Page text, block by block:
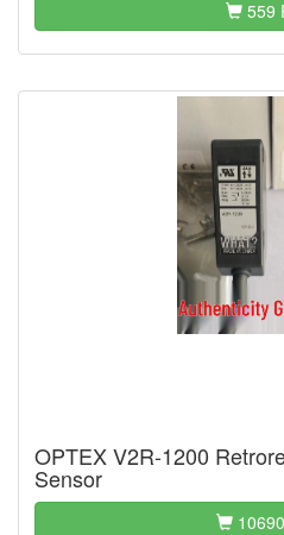
559
OPTEX V2R-1200
Sensor